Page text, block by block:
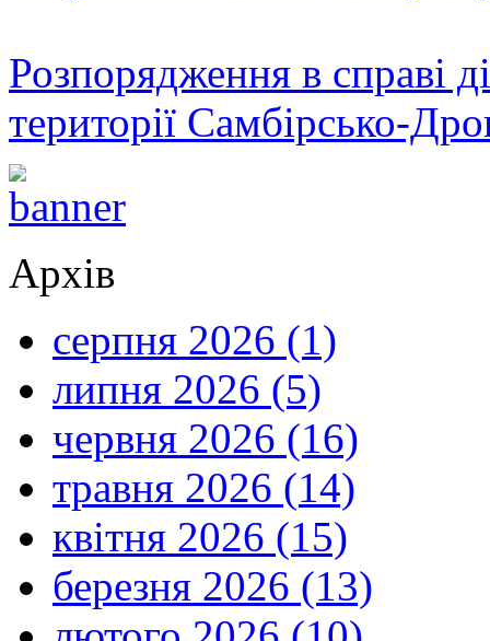
Розпорядження в справі
території Самбірсько-
Архів
серпня 2026 (1)
липня 2026 (5)
червня 2026 (16)
травня 2026 (14)
квітня 2026 (15)
березня 2026 (13)